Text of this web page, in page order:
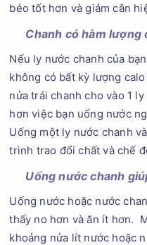
béo tốt hơn và giảm cân
Chanh có hàm lượng
Nếu ly nước chanh của
không có bất kỳ lượng
nửa trái chanh cho vào 1
hơn việc bạn uống nước
Uống một ly nước chanh
trình trao đổi chất và chế
Uống nước chanh
Uống nước hoặc nước
thấy no hơn và ăn ít hơn.
khoảng nửa lít nước hoặc